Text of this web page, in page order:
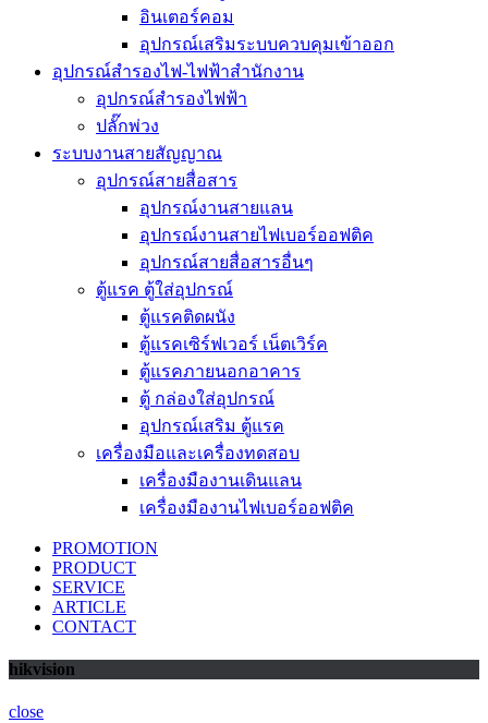
อินเตอร์คอม
อุปกรณ์เสริมระบบควบคุมเข้าออก
อุปกรณ์สำรองไฟ-ไฟฟ้าสำนักงาน
อุปกรณ์สำรองไฟฟ้า
ปลั๊กพ่วง
ระบบงานสายสัญญาณ
อุปกรณ์สายสื่อสาร
อุปกรณ์งานสายแลน
อุปกรณ์งานสายไฟเบอร์ออฟติค
อุปกรณ์สายสื่อสารอื่นๆ
ตู้แรค ตู้ใส่อุปกรณ์
ตู้แรคติดผนัง
ตู้แรคเซิร์ฟเวอร์ เน็ตเวิร์ค
ตู้แรคภายนอกอาคาร
ตู้ กล่องใส่อุปกรณ์
อุปกรณ์เสริม ตู้แรค
เครื่องมือและเครื่องทดสอบ
เครื่องมืองานเดินแลน
เครื่องมืองานไฟเบอร์ออฟติค
PROMOTION
PRODUCT
SERVICE
ARTICLE
CONTACT
hikvision
close